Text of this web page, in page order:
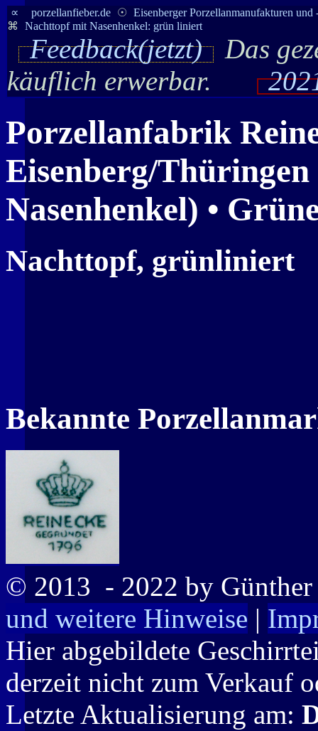
∝ porzellanfieber.de ☉ Eisenberger Porzellanmanufakturen und
⌘
Nachttopf mit Nasenhenkel: grün liniert
Feedback(jetzt)
Das
käuflich erwerbar.
Porzellanfabrik
Eisenberg/
Nasenhenkel) •
Nachttopf, grünliniert
Bekannte
© 2013 - 2022 by
und weitere Hinweise |
Hier abgebildete
derzeit nicht zum Verkauf
Letzte Aktualisierung am: